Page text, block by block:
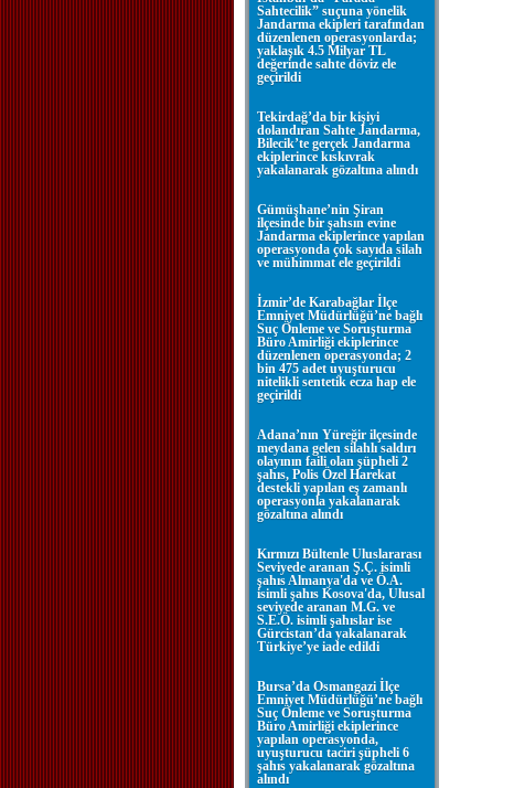
Sahtecilik” suçuna yönelik
Jandarma ekipleri tarafından
düzenlenen operasyonlarda;
yaklaşık 4.5 Milyar TL
değerinde sahte döviz ele
geçirildi
Tekirdağ’da bir kişiyi
dolandıran Sahte Jandarma,
Bilecik’te gerçek Jandarma
ekiplerince kıskıvrak
yakalanarak gözaltına alındı
Gümüşhane’nin Şiran
ilçesinde bir şahsın evine
Jandarma ekiplerince yapılan
operasyonda çok sayıda silah
ve mühimmat ele geçirildi
İzmir’de Karabağlar İlçe
Emniyet Müdürlüğü’ne bağlı
Suç Önleme ve Soruşturma
Büro Amirliği ekiplerince
düzenlenen operasyonda; 2
bin 475 adet uyuşturucu
nitelikli sentetik ecza hap ele
geçirildi
Adana’nın Yüreğir ilçesinde
meydana gelen silahlı saldırı
olayının faili olan şüpheli 2
şahıs, Polis Özel Harekat
destekli yapılan eş zamanlı
operasyonla yakalanarak
gözaltına alındı
Kırmızı Bültenle Uluslararası
Seviyede aranan Ş.Ç. isimli
şahıs Almanya'da ve Ö.A.
isimli şahıs Kosova'da, Ulusal
seviyede aranan M.G. ve
S.E.Ö. isimli şahıslar ise
Gürcistan’da yakalanarak
Türkiye’ye iade edildi
Bursa’da Osmangazi İlçe
Emniyet Müdürlüğü’ne bağlı
Suç Önleme ve Soruşturma
Büro Amirliği ekiplerince
yapılan operasyonda,
uyuşturucu taciri şüpheli 6
şahıs yakalanarak gözaltına
alındı